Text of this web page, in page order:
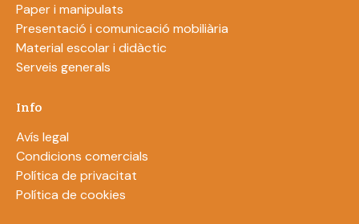
Paper i manipulats
Presentació i comunicació mobiliària
Material escolar i didàctic
Serveis generals
Info
Avís legal
Condicions comercials
Política de privacitat
Política de cookies